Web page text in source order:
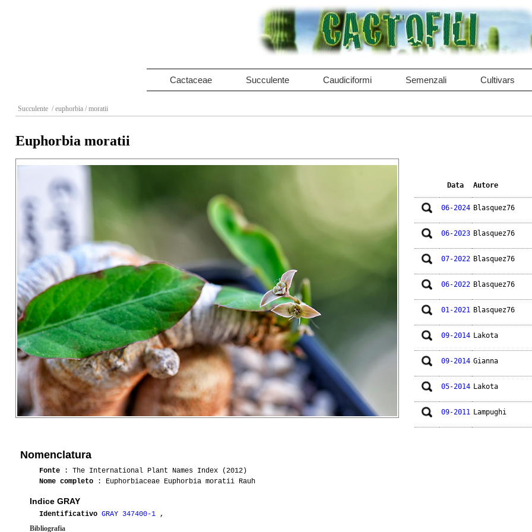
Cactaceae Succulente Caudiciformi Semenzali Cultivars
Succulente / euphorbia / moratii
Euphorbia moratii
Data Autore
06-2024 Blasquez76
06-2023 Blasquez76
07-2022 Blasquez76
06-2022 Blasquez76
01-2021 Blasquez76
09-2014 Lakota
09-2014 Gianna
05-2014 Lakota
09-2011 Lampughi
Nomenclatura
Fonte : The International Plant Names Index (2012)
Nome completo : Euphorbiaceae Euphorbia moratii Rauh
Indice GRAY
Identificativo GRAY 347400-1 ,
Bibliografia